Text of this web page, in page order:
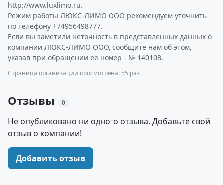
http://www.luxlimo.ru.
Режим работы ЛЮКС-ЛИМО ООО рекомендуем уточнить
по телефону +74956498777.
Если вы заметили неточность в представленных данных о
компании ЛЮКС-ЛИМО ООО, сообщите нам об этом,
указав при обращении ее номер - № 140108.
Страница организации просмотрена: 55 раз
Отзывы 0
Не опубликовано ни одного отзыва. Добавьте свой
отзыв о компании!
Добавить отзыв